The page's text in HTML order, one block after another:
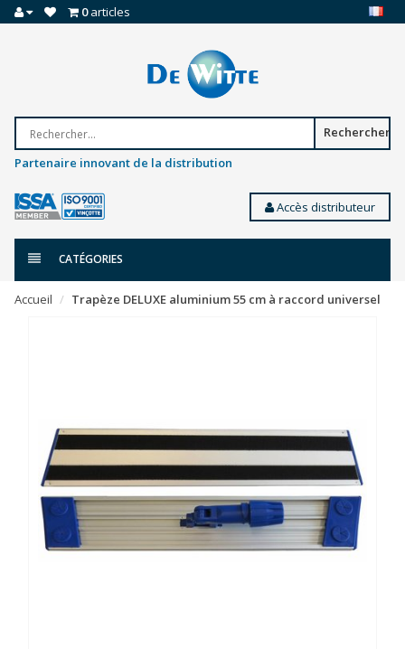
0articles
Rechercher
Partenaire innovant de la distribution
Accès distributeur
CATÉGORIES
Accueil Trapèze DELUXE aluminium 55 cm à raccord universel